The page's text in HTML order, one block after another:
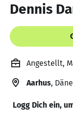
Dennis
Angestellt,
Aarhus,
Logg Dich ein,